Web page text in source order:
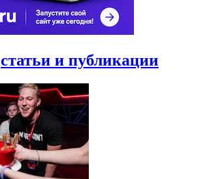
статьи и публикации